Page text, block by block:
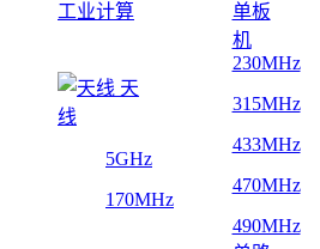
工业计算
单板
机
天
线
5GHz
170MHz
230MHz
315MHz
433MHz
470MHz
490MHz